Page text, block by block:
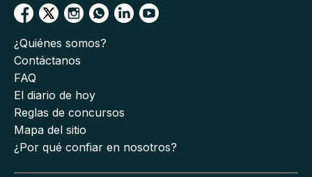
¿Quiénes somos?
Contáctanos
FAQ
El diario de hoy
Reglas de concursos
Mapa del sitio
¿Por qué confiar en nosotros?